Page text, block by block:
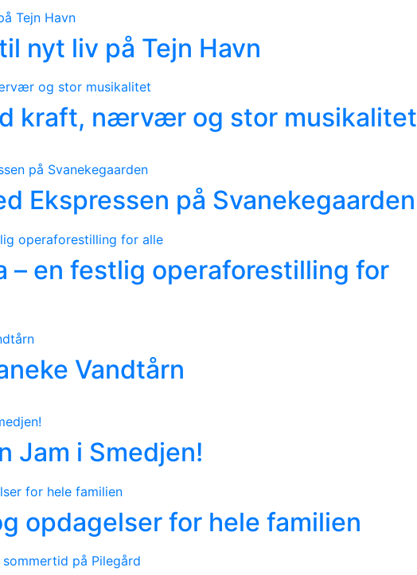
nyt liv på Tejn Havn
kraft, nærvær og stor musikalitet
Ekspressen på Svanekegaarden
– en festlig operaforestilling for
Vandtårn
Jam i Smedjen!
opdagelser for hele familien